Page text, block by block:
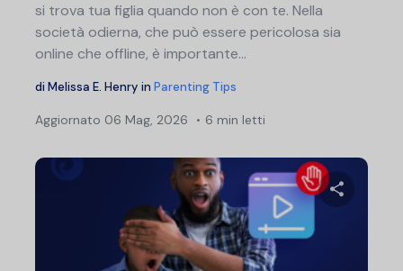
si trova tua figlia quando non è con te. Nella
società odierna, che può essere pericolosa sia
online che offline, è importante...
di Melissa E. Henry in Parenting Tips
Aggiornato 06 Mag, 2026 6 min letti
Condividi